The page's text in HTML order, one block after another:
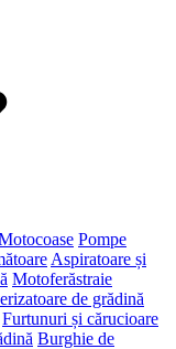
Pompe
Aspiratoare și
Motoferăstraie
de grădină
Furtunuri și cărucioare
Burghie de